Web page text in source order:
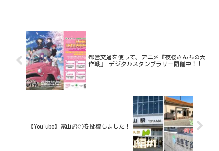
都営交通を使って、アニメ『夜桜さんちの大
作戦』 デジタルスタンプラリー開催中！！
【YouTube】富山旅①を投稿しました！